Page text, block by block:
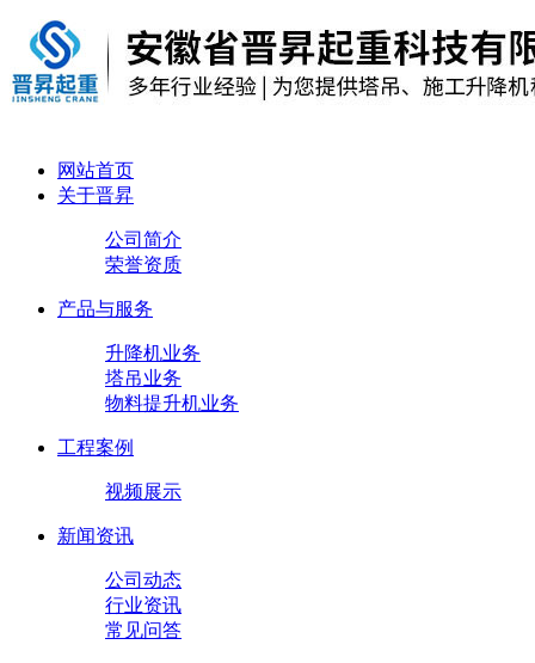
网站首页
关于晋昇
公司简介
荣誉资质
产品与服务
升降机业务
塔吊业务
物料提升机业务
工程案例
视频展示
新闻资讯
公司动态
行业资讯
常见问答